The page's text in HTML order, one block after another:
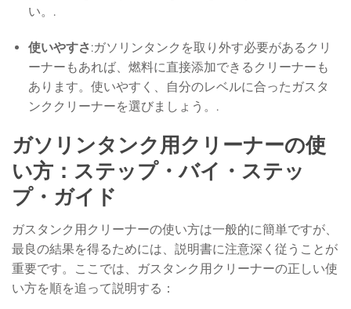
い。.
使いやすさ:ガソリンタンクを取り外す必要があるクリ
ーナーもあれば、燃料に直接添加できるクリーナーも
あります。使いやすく、自分のレベルに合ったガスタ
ンククリーナーを選びましょう。.
ガソリンタンク用クリーナーの使
い方：ステップ・バイ・ステッ
プ・ガイド
ガスタンク用クリーナーの使い方は一般的に簡単ですが、
最良の結果を得るためには、説明書に注意深く従うことが
重要です。ここでは、ガスタンク用クリーナーの正しい使
い方を順を追って説明する：